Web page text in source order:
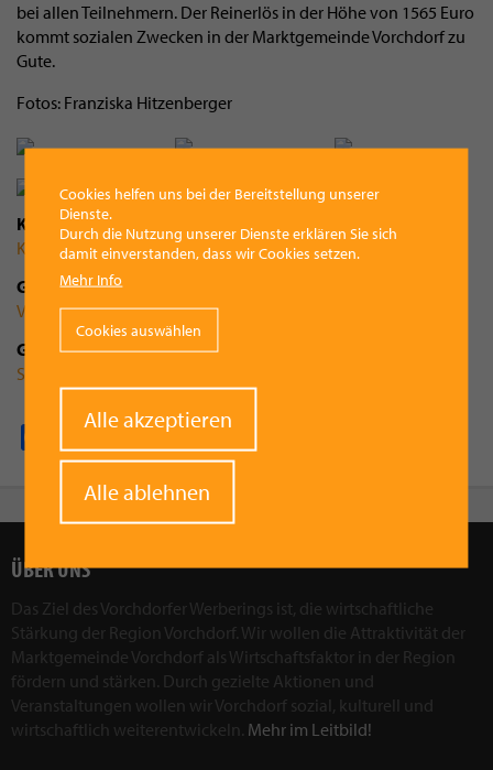
bei allen Teilnehmern. Der Reinerlös in der Höhe von 1565 Euro
kommt sozialen Zwecken in der Marktgemeinde Vorchdorf zu
Gute.
Fotos: Franziska Hitzenberger
Kategorie
Kultur
Gemeinde
Vorchdorf
Gruppenzugehörigkeit
Sängerbund Frohsinn
WhatsApp
ÜBER UNS
Das Ziel des Vorchdorfer Werberings ist, die wirtschaftliche
Stärkung der Region Vorchdorf. Wir wollen die Attraktivität der
Marktgemeinde Vorchdorf als Wirtschaftsfaktor in der Region
fördern und stärken. Durch gezielte Aktionen und
Veranstaltungen wollen wir Vorchdorf sozial, kulturell und
wirtschaftlich weiterentwickeln. Mehr im Leitbild!
Cookies helfen uns bei der Bereitstellung unserer
Dienste.
Durch die Nutzung unserer Dienste erklären Sie sich
damit einverstanden, dass wir Cookies setzen.
Mehr Info
Cookies auswählen
Alle akzeptieren
Alle ablehnen